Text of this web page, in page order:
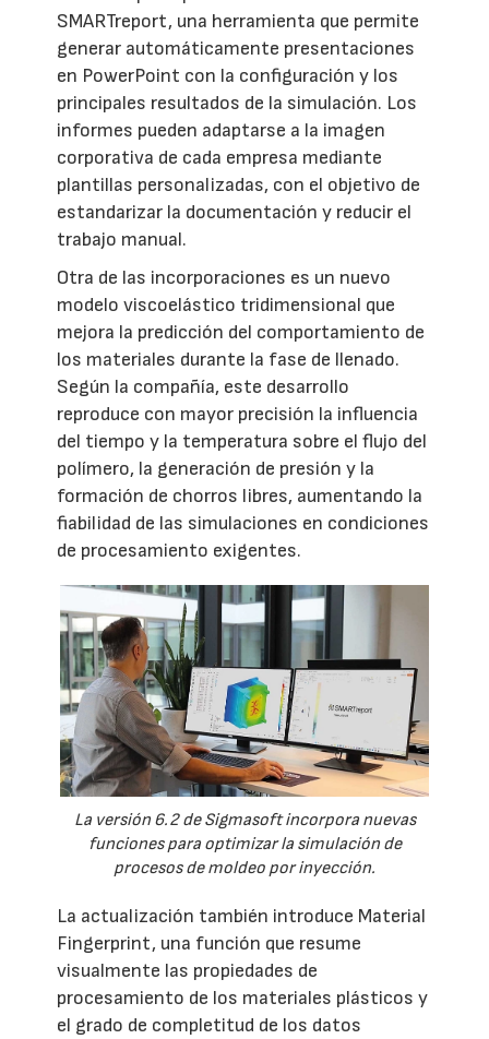
SMARTreport, una herramienta que permite
generar automáticamente presentaciones
en PowerPoint con la configuración y los
principales resultados de la simulación. Los
informes pueden adaptarse a la imagen
corporativa de cada empresa mediante
plantillas personalizadas, con el objetivo de
estandarizar la documentación y reducir el
trabajo manual.
Otra de las incorporaciones es un nuevo
modelo viscoelástico tridimensional que
mejora la predicción del comportamiento de
los materiales durante la fase de llenado.
Según la compañía, este desarrollo
reproduce con mayor precisión la influencia
del tiempo y la temperatura sobre el flujo del
polímero, la generación de presión y la
formación de chorros libres, aumentando la
fiabilidad de las simulaciones en condiciones
de procesamiento exigentes.
La versión 6.2 de Sigmasoft incorpora nuevas
funciones para optimizar la simulación de
procesos de moldeo por inyección.
La actualización también introduce Material
Fingerprint, una función que resume
visualmente las propiedades de
procesamiento de los materiales plásticos y
el grado de completitud de los datos